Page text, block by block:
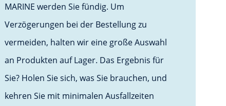
MARINE werden Sie fündig. Um
Verzögerungen bei der Bestellung zu
vermeiden, halten wir eine große Auswahl
an Produkten auf Lager. Das Ergebnis für
Sie? Holen Sie sich, was Sie brauchen, und
kehren Sie mit minimalen Ausfallzeiten